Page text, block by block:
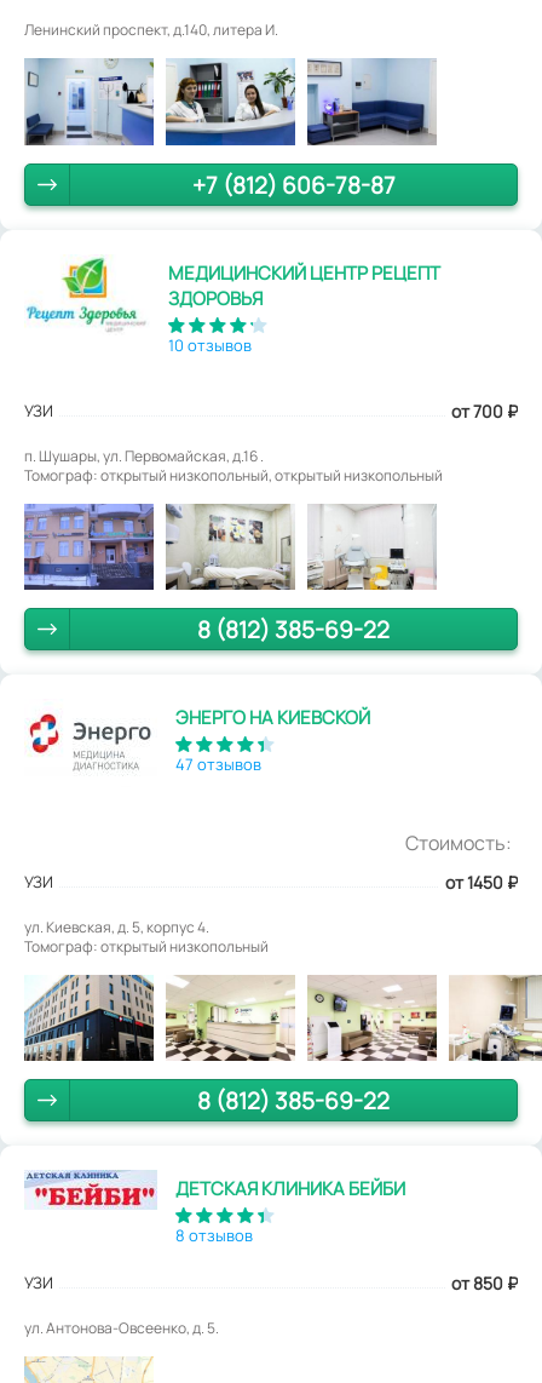
Ленинский проспект, д.140, литера И.
+7 (812) 606-78-87
МЕДИЦИНСКИЙ ЦЕНТР РЕЦЕПТ
ЗДОРОВЬЯ
10 отзывов
УЗИ от 700 ₽
п. Шушары, ул. Первомайская, д.16 .
Томограф: открытый низкопольный, открытый низкопольный
8 (812) 385-69-22
ЭНЕРГО НА КИЕВСКОЙ
47 отзывов
Стоимость:
УЗИ от 1450 ₽
ул. Киевская, д. 5, корпус 4.
Томограф: открытый низкопольный
8 (812) 385-69-22
ДЕТСКАЯ КЛИНИКА БЕЙБИ
8 отзывов
УЗИ от 850 ₽
ул. Антонова-Овсеенко, д. 5.